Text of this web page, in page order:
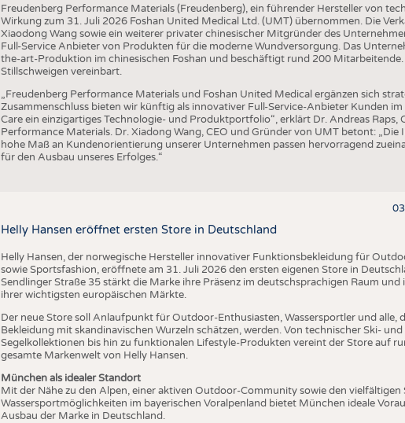
Freudenberg Performance Materials (Freudenberg), ein führender Hersteller von
Wirkung zum 31. Juli 2026 Foshan United Medical Ltd. (UMT) übernommen. Die
Xiaodong Wang sowie ein weiterer privater chinesischer Mitgründer des
Full-Service Anbieter von Produkten für die moderne Wundversorgung. Das
the-art-Produktion im chinesischen Foshan und beschäftigt rund 200
Stillschweigen vereinbart.
„Freudenberg Performance Materials und Foshan United Medical ergänzen sich
Zusammenschluss bieten wir künftig als innovativer Full-Service-Anbieter Kunden
Care ein einzigartiges Technologie- und Produktportfolio“, erklärt Dr. Andreas Raps,
Performance Materials. Dr. Xiadong Wang, CEO und Gründer von UMT betont: „Die
hohe Maß an Kundenorientierung unserer Unternehmen passen hervorragend
für den Ausbau unseres Erfolges.“
Helly Hansen eröffnet ersten Store in Deutschland
Helly Hansen, der norwegische Hersteller innovativer Funktionsbekleidung für
sowie Sportsfashion, eröffnete am 31. Juli 2026 den ersten eigenen Store in
Sendlinger Straße 35 stärkt die Marke ihre Präsenz im deutschsprachigen Raum und
ihrer wichtigsten europäischen Märkte.
Der neue Store soll Anlaufpunkt für Outdoor-Enthusiasten, Wassersportler und alle,
Bekleidung mit skandinavischen Wurzeln schätzen, werden. Von technischer Ski-
Segelkollektionen bis hin zu funktionalen Lifestyle-Produkten vereint der Store auf
gesamte Markenwelt von Helly Hansen.
München als idealer Standort
Mit der Nähe zu den Alpen, einer aktiven Outdoor-Community sowie den vielfältigen
Wassersportmöglichkeiten im bayerischen Voralpenland bietet München ideale
Ausbau der Marke in Deutschland.